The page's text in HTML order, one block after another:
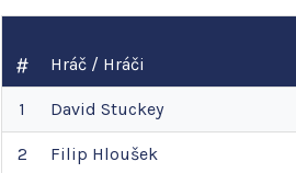
Hráč / Hráči
1 David Stuckey
2 Filip Hloušek